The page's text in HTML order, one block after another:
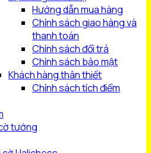
Hướng dẫn mua hàng
Chính sách giao hàng và
thanh toán
Chính sách đổi trả
Chính sách bảo mật
Khách hàng thân thiết
Chính sách tích điểm
tướng